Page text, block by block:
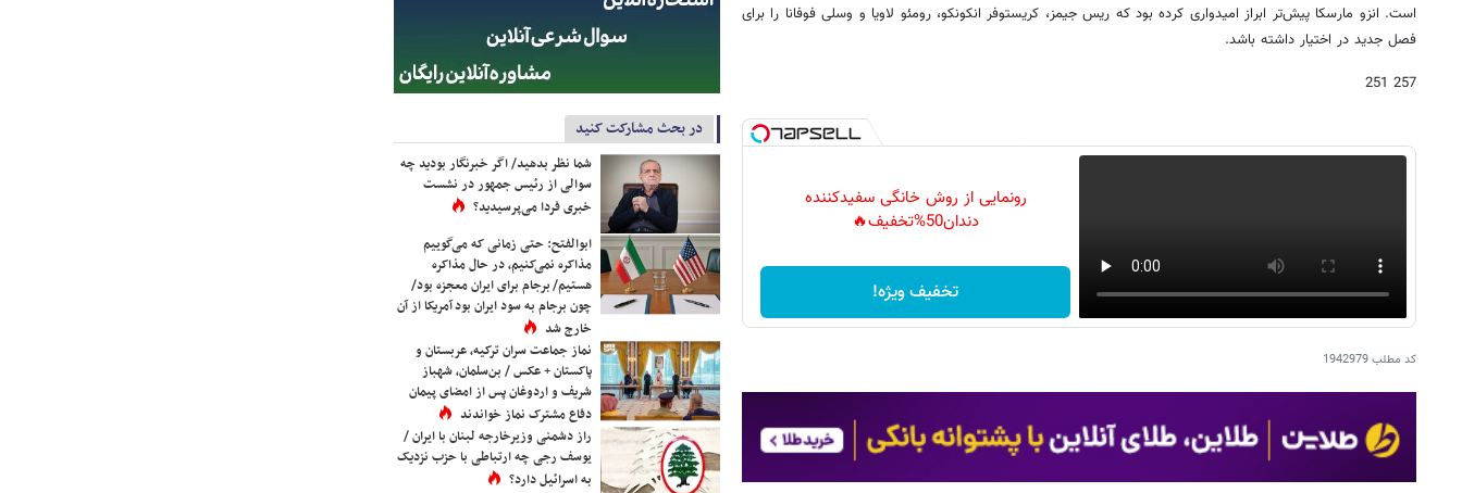
است. انزو مارسکا پیش‌تر ابراز امیدواری کرده بود که ریس جیمز، کریستوفر انکونکو، رومئو لاویا و وسلی فوفانا را برای
فصل جدید در اختیار داشته باشد.
257 251
رونمایی از روش خانگی سفیدکننده
دندان50%تخفیف🔥
تخفیف ویژه!
کد مطلب1942979
در بحث مشارکت کنید
شما نظر بدهید/ اگر خبرنگار بودید چه
سوالی از رئیس جمهور در نشست
خبری فردا می‌پرسیدید؟
ابوالفتح: حتی زمانی که می‌گوییم
مذاکره نمی‌کنیم، در حال مذاکره
هستیم/ برجام برای ایران معجزه بود/
چون برجام به سود ایران بود آمریکا از آن
خارج شد
نماز جماعت سران ترکیه، عربستان و
پاکستان + عکس / بن‌سلمان، شهباز
شریف و اردوغان پس از امضای پیمان
دفاع مشترک نماز خواندند
راز دشمنی وزیرخارجه لبنان با ایران /
یوسف رجی چه ارتباطی با حزب نزدیک
به اسرائیل دارد؟